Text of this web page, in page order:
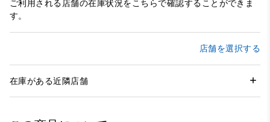
ご利用される店舗の在庫状況をこちらで確認することができま
す。
店舗を選択する
在庫がある近隣店舗